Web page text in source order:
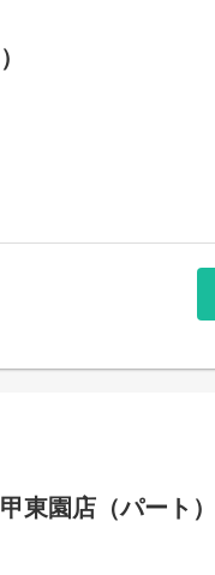
東園店（パート）